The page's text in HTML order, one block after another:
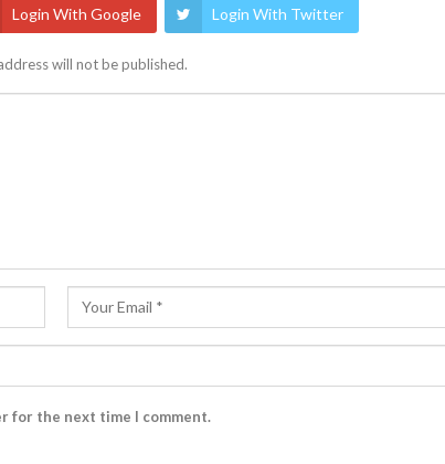
Login With Google Login With Twitter
will not be published.
for the next time I comment.